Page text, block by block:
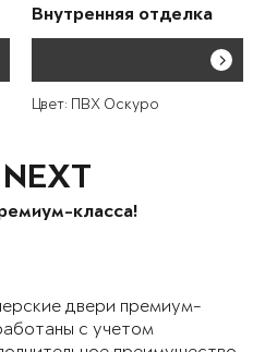
Внутренняя отделка
Цвет: ПВХ Оскуро
класса!
двери премиум-
с учетом